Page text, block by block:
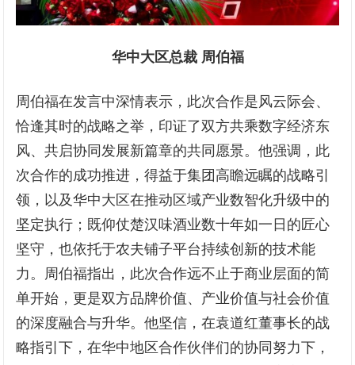
华中大区总裁 周伯福
周伯福在发言中深情表示，此次合作是风云际会、
恰逢其时的战略之举，印证了双方共乘数字经济东
风、共启协同发展新篇章的共同愿景。他强调，此
次合作的成功推进，得益于集团高瞻远瞩的战略引
领，以及华中大区在推动区域产业数智化升级中的
坚定执行；既仰仗楚汉味酒业数十年如一日的匠心
坚守，也依托于农夫铺子平台持续创新的技术能
力。周伯福指出，此次合作远不止于商业层面的简
单开始，更是双方品牌价值、产业价值与社会价值
的深度融合与升华。他坚信，在袁道红董事长的战
略指引下，在华中地区合作伙伴们的协同努力下，